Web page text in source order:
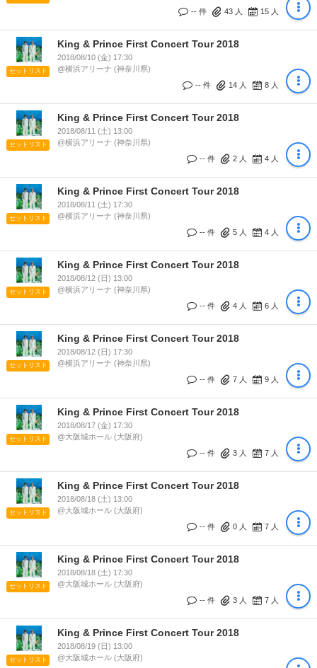
-- 件
43 人 15 人
セットリスト
King & Prince First Concert Tour 2018
2018/08/10 (金) 17:30
@横浜アリーナ (神奈川県)
-- 件
14 人 8 人
セットリスト
King & Prince First Concert Tour 2018
2018/08/11 (土) 13:00
@横浜アリーナ (神奈川県)
-- 件
2 人 4 人
セットリスト
King & Prince First Concert Tour 2018
2018/08/11 (土) 17:30
@横浜アリーナ (神奈川県)
-- 件
5 人 4 人
セットリスト
King & Prince First Concert Tour 2018
2018/08/12 (日) 13:00
@横浜アリーナ (神奈川県)
-- 件
4 人 6 人
セットリスト
King & Prince First Concert Tour 2018
2018/08/12 (日) 17:30
@横浜アリーナ (神奈川県)
-- 件
7 人 9 人
セットリスト
King & Prince First Concert Tour 2018
2018/08/17 (金) 17:30
@大阪城ホール (大阪府)
-- 件
3 人 7 人
セットリスト
King & Prince First Concert Tour 2018
2018/08/18 (土) 13:00
@大阪城ホール (大阪府)
-- 件
0 人 7 人
セットリスト
King & Prince First Concert Tour 2018
2018/08/18 (土) 17:30
@大阪城ホール (大阪府)
-- 件
3 人 7 人
セットリスト
King & Prince First Concert Tour 2018
2018/08/19 (日) 13:00
@大阪城ホール (大阪府)